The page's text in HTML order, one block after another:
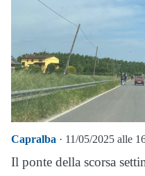
Capralba · 11/05/2025 alle
Il ponte della scorsa